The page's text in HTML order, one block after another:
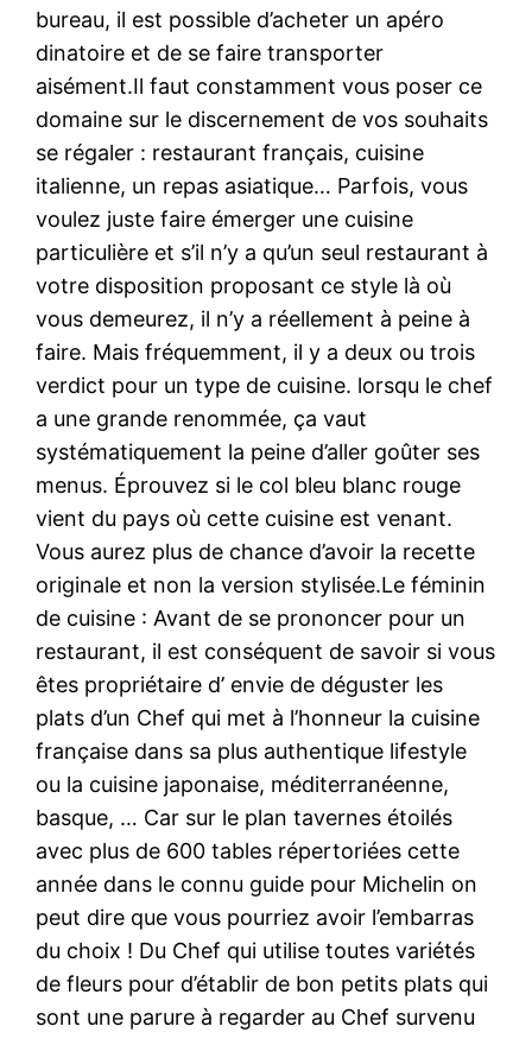
bureau, il est possible d’acheter un apéro
dinatoire et de se faire transporter
aisément.Il faut constamment vous poser ce
domaine sur le discernement de vos souhaits
se régaler : restaurant français, cuisine
italienne, un repas asiatique… Parfois, vous
voulez juste faire émerger une cuisine
particulière et s’il n’y a qu’un seul restaurant à
votre disposition proposant ce style là où
vous demeurez, il n’y a réellement à peine à
faire. Mais fréquemment, il y a deux ou trois
verdict pour un type de cuisine. lorsqu le chef
a une grande renommée, ça vaut
systématiquement la peine d’aller goûter ses
menus. Éprouvez si le col bleu blanc rouge
vient du pays où cette cuisine est venant.
Vous aurez plus de chance d’avoir la recette
originale et non la version stylisée.Le féminin
de cuisine : Avant de se prononcer pour un
restaurant, il est conséquent de savoir si vous
êtes propriétaire d’ envie de déguster les
plats d’un Chef qui met à l’honneur la cuisine
française dans sa plus authentique lifestyle
ou la cuisine japonaise, méditerranéenne,
basque, … Car sur le plan tavernes étoilés
avec plus de 600 tables répertoriées cette
année dans le connu guide pour Michelin on
peut dire que vous pourriez avoir l’embarras
du choix ! Du Chef qui utilise toutes variétés
de fleurs pour d’établir de bon petits plats qui
sont une parure à regarder au Chef survenu